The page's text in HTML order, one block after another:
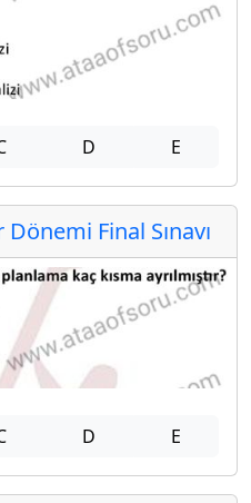
D E
Final Sınavı
D E